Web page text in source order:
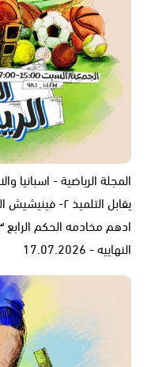
المجلة الرياضية - اسبانيا
يقابل التلميذ
النهاييه - 17.07.2026